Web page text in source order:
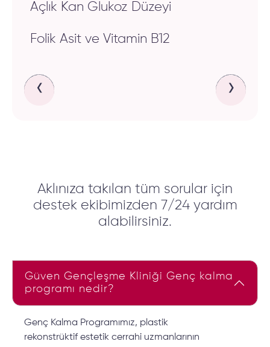
Açlık Kan Glukoz Düzeyi
Folik Asit ve Vitamin B12
‹ ›
Aklınıza takılan tüm sorular için
destek ekibimizden 7/24 yardım
alabilirsiniz.
Güven Gençleşme Kliniği Genç kalma
programı nedir?
Genç Kalma Programımız, plastik
rekonstrüktif estetik cerrahi uzmanlarının